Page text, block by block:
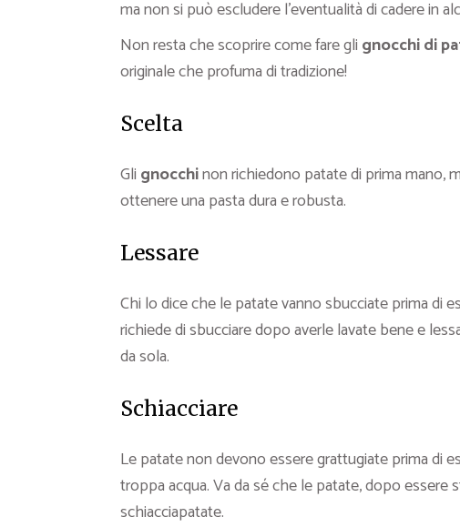
ma non si può escludere l’eventualità di cadere in
Non resta che scoprire come fare gli gnocchi di
originale che profuma di tradizione!
Scelta
Gli gnocchinon richiedono patate di prima mano,
ottenere una pasta dura e robusta.
Lessare
Chi lo dice che le patate vanno sbucciate prima di
richiede di sbucciare dopo averle lavate bene e
da sola.
Schiacciare
Le patate non devono essere grattugiate prima di
troppa acqua. Va da sé che le patate, dopo
schiacciapatate.